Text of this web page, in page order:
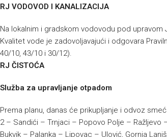
RJ VODOVOD I KANALIZACIJA
Na lokalnim i gradskom vodovodu pod upravom
Kvalitet vode je zadovoljavajući i odgovara
40/10, 43/10 i 30/12).
RJ ČISTOĆA
Služba za upravljanje otpadom
Prema planu, danas će prikupljanje i odvoz
2 – Sandići – Trnjaci – Popovo Polje – Ražljevo
Bukvik – Palanka – Lipovac – Ulović, Gornja